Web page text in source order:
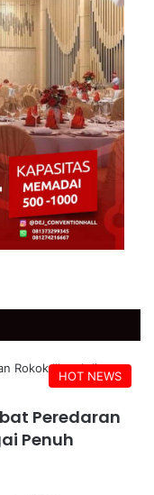
HOT NEWS
Peredaran
Penuh